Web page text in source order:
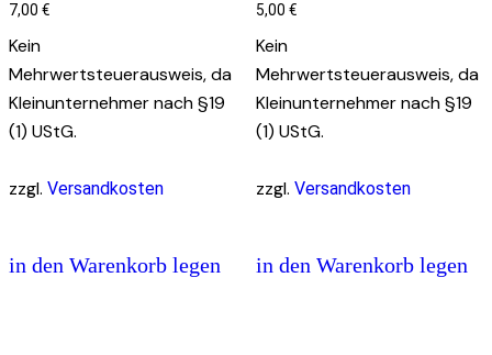
7,00 €
Kein
Mehrwertsteuerausweis, da
Kleinunternehmer nach §19
(1) UStG.
zzgl. Versandkosten
in den Warenkorb legen
5,00 €
Kein
Mehrwertsteuerausweis, da
Kleinunternehmer nach §19
(1) UStG.
zzgl. Versandkosten
in den Warenkorb legen